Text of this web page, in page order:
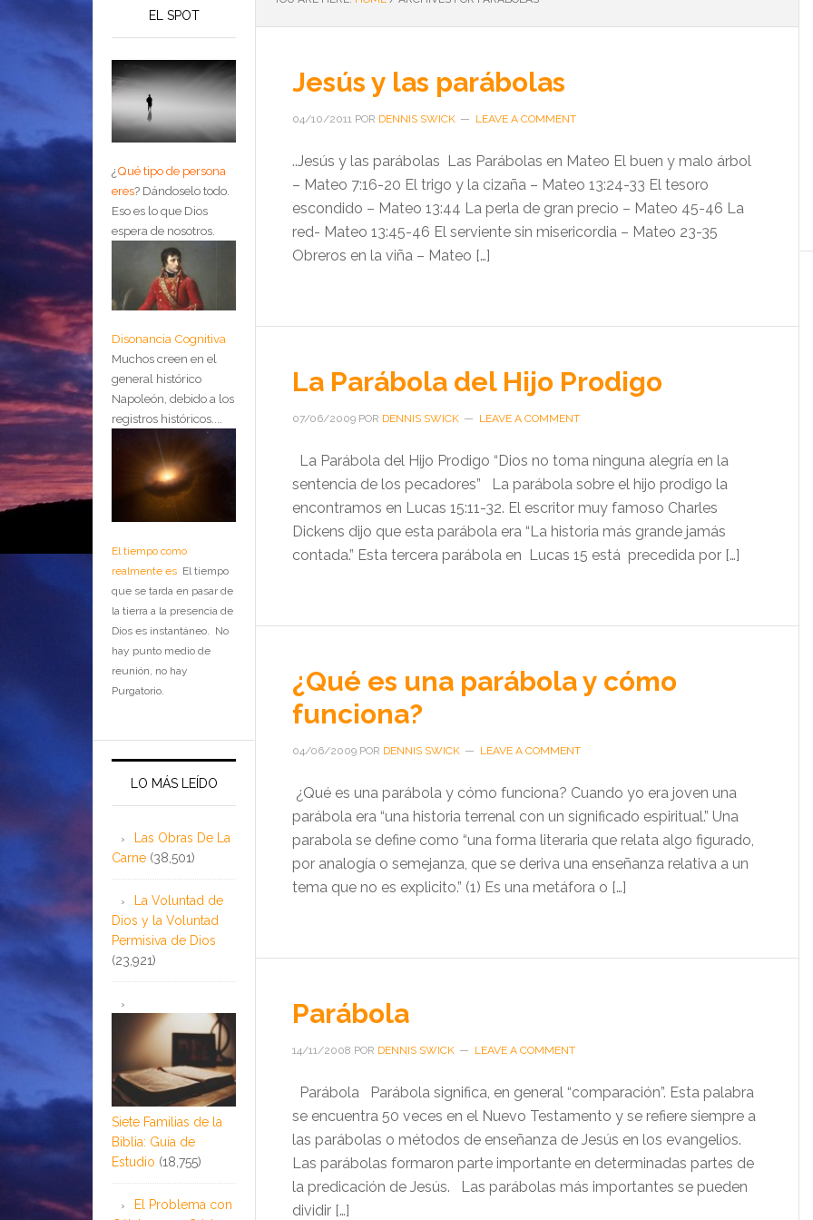
Jesús y las parábolas
04/10/2011 POR DENNIS SWICK LEAVE A COMMENT
..Jesús y las parábolas Las Parábolas en Mateo El buen y malo árbol
– Mateo 7:16-20 El trigo y la cizaña – Mateo 13:24-33 El tesoro
escondido – Mateo 13:44 La perla de gran precio – Mateo 45-46 La
red- Mateo 13:45-46 El serviente sin misericordia – Mateo 23-35
Obreros en la viña – Mateo […]
La Parábola del Hijo Prodigo
07/06/2009 POR DENNIS SWICK LEAVE A COMMENT
La Parábola del Hijo Prodigo “Dios no toma ninguna alegría en la
sentencia de los pecadores” La parábola sobre el hijo prodigo la
encontramos en Lucas 15:11-32. El escritor muy famoso Charles
Dickens dijo que esta parábola era “La historia más grande jamás
contada.” Esta tercera parábola en Lucas 15 está precedida por […]
¿Qué es una parábola y cómo
funciona?
04/06/2009 POR DENNIS SWICK LEAVE A COMMENT
¿Qué es una parábola y cómo funciona? Cuando yo era joven una
parábola era “una historia terrenal con un significado espiritual.” Una
parabola se define como “una forma literaria que relata algo figurado,
por analogía o semejanza, que se deriva una enseñanza relativa a un
tema que no es explicito.” (1) Es una metáfora o […]
Parábola
14/11/2008 POR DENNIS SWICK LEAVE A COMMENT
Parábola Parábola significa, en general “comparación”. Esta palabra
se encuentra 50 veces en el Nuevo Testamento y se refiere siempre a
las parábolas o métodos de enseñanza de Jesús en los evangelios.
Las parábolas formaron parte importante en determinadas partes de
la predicación de Jesús. Las parábolas más importantes se pueden
dividir […]
EL SPOT
¿Qué tipo de persona
eres? Dándoselo todo.
Eso es lo que Dios
espera de nosotros.
Disonancia Cognitiva
Muchos creen en el
general histórico
Napoleón, debido a los
registros históricos....
El tiempo como
realmente es El tiempo
que se tarda en pasar de
la tierra a la presencia de
Dios es instantáneo. No
hay punto medio de
reunión, no hay
Purgatorio.
LO MÁS LEÍDO
Las Obras De La
Carne (38,501)
La Voluntad de
Dios y la Voluntad
Permisiva de Dios
(23,921)
Siete Familias de la
Biblia: Guía de
Estudio (18,755)
El Problema con